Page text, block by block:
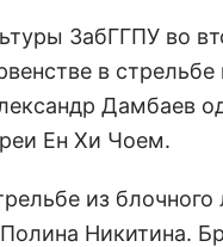
ЗабГГПУ во
в стрельбе
Дамбаев
Ен Хи Чоем.
из блочного
Никитина.